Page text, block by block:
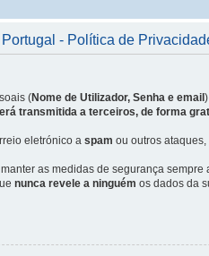
- Política de
(Nome de Utilizador, Senha e email
transmitida a terceiros, de forma
eletrónico a spam ou outros
as medidas de segurança
nunca revele a ninguém os dados da